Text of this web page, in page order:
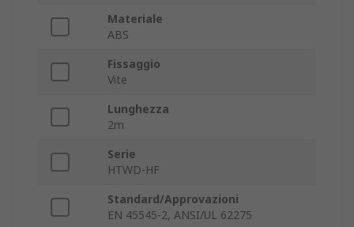
Materiale
ABS
Fissaggio
Vite
Lunghezza
2m
Serie
HTWD-HF
Standard/Approvazioni
EN 45545-2, ANSI/UL 62275